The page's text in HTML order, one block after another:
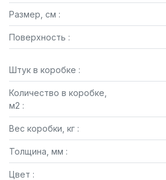
Размер, см :
Поверхность :
Штук в коробке :
Количество в коробке,
м2 :
Вес коробки, кг :
Толщина, мм :
Цвет :